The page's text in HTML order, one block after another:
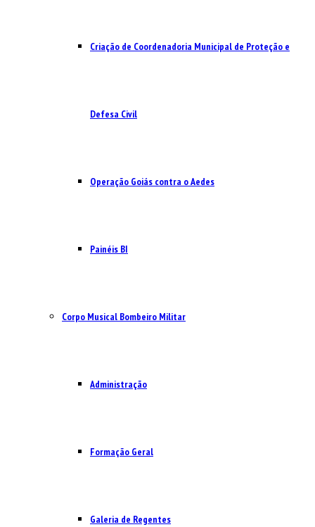
Criação de Coordenadoria Municipal de Proteção e
Defesa Civil
Operação Goiás contra o Aedes
Painéis BI
Corpo Musical Bombeiro Militar
Administração
Formação Geral
Galeria de Regentes